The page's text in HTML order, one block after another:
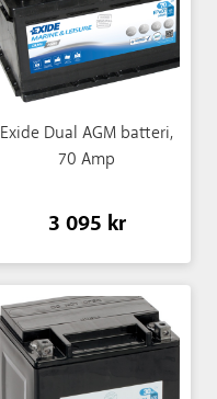
Exide Dual AGM batteri,
70 Amp
3 095 kr